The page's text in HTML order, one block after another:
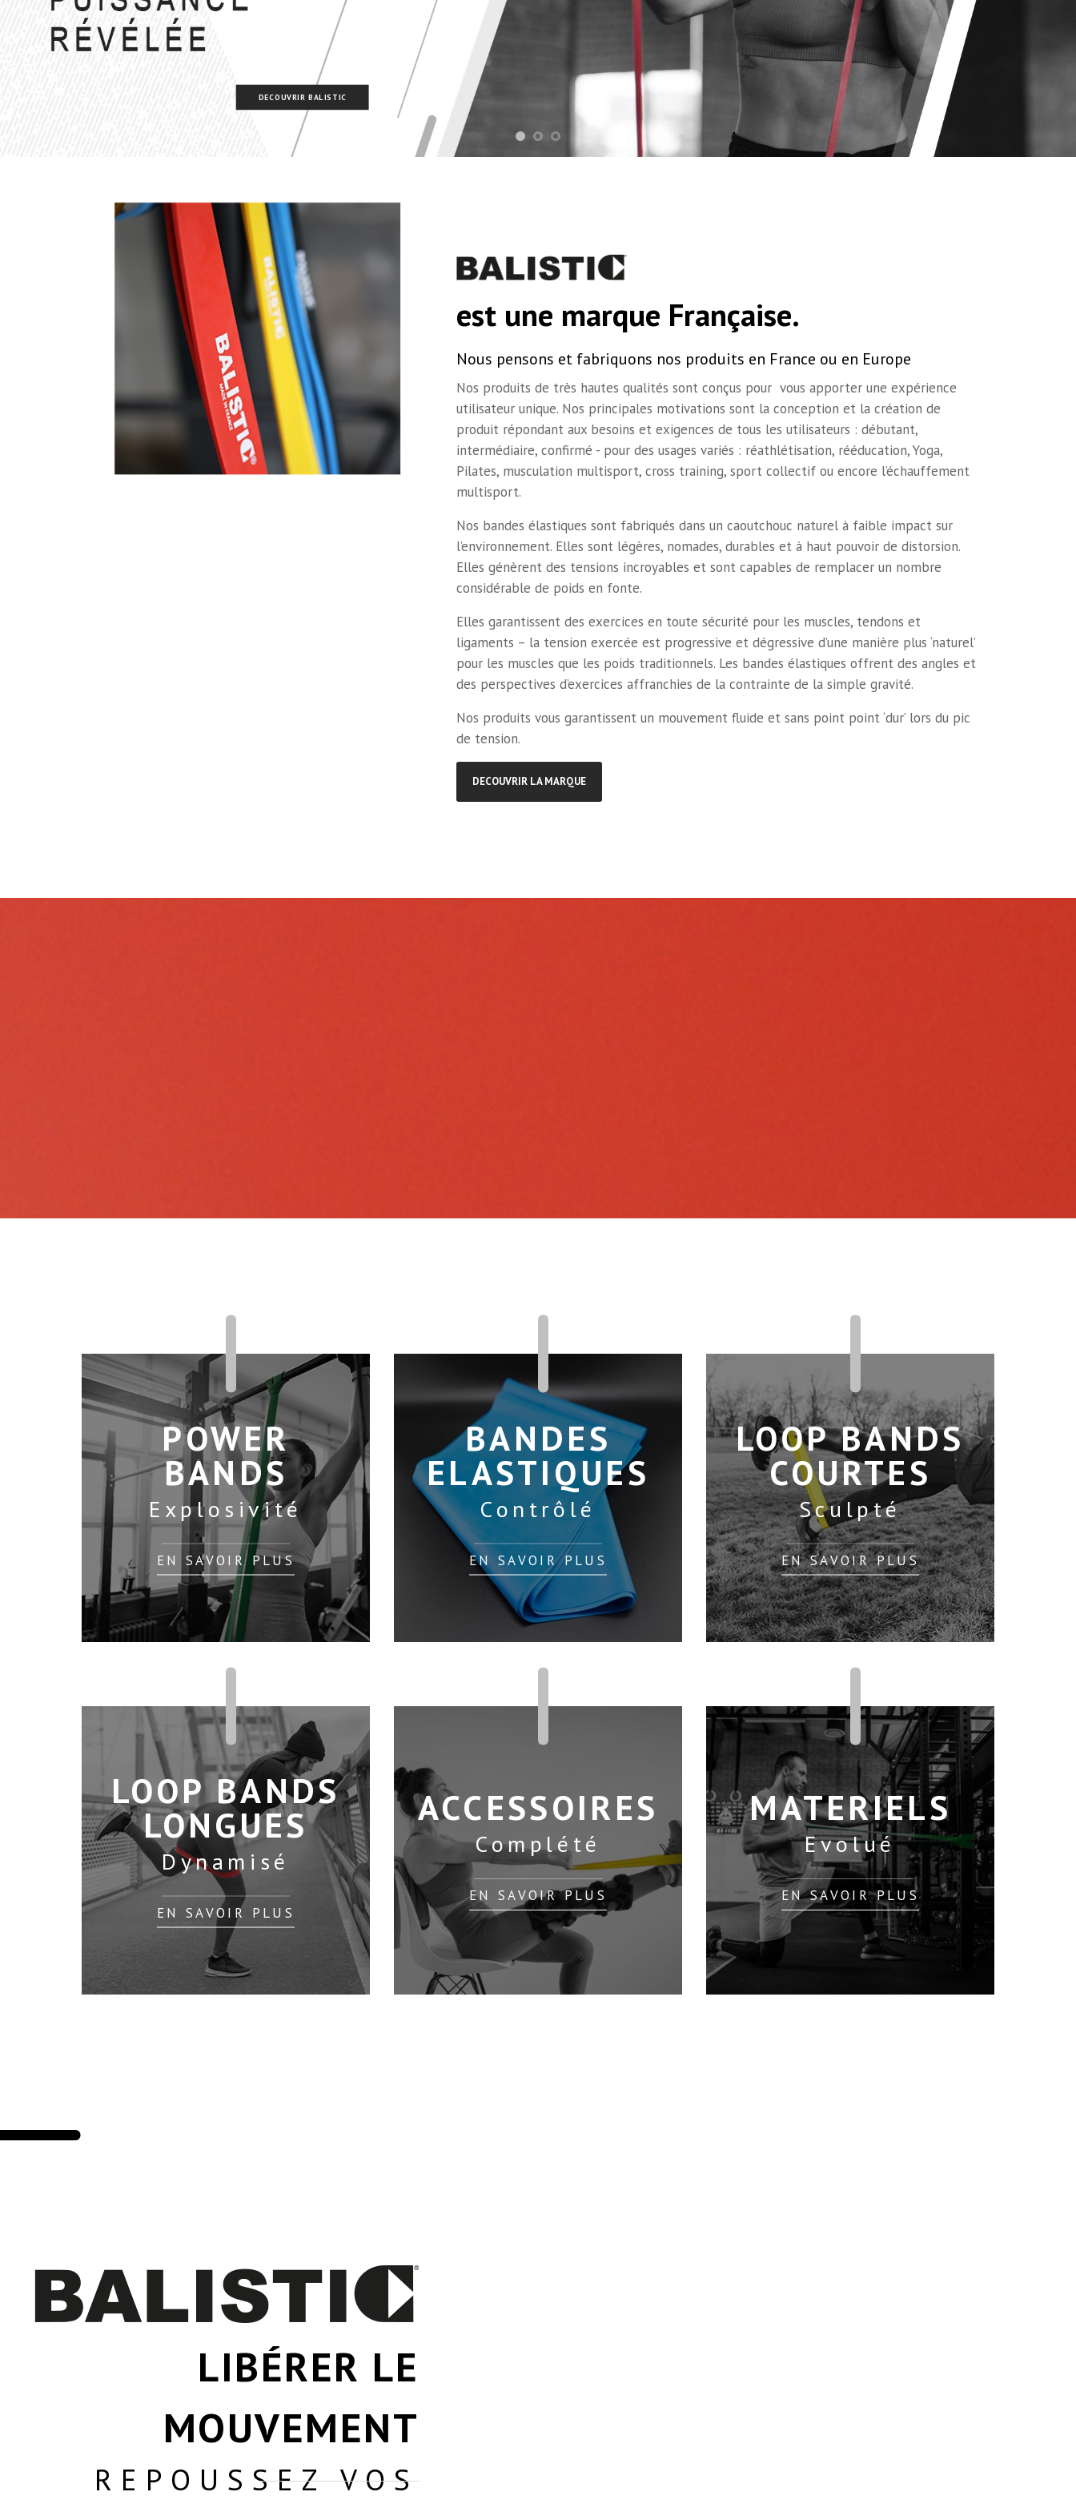
DECOUVRIR BALISTIC
est une marque Française.
Nous pensons et fabriquons nos produits en France ou en Europe
Nos produits de très hautes qualités sont conçus pour vous apporter une expérience
utilisateur unique. Nos principales motivations sont la conception et la création de
produit répondant aux besoins et exigences de tous les utilisateurs : débutant,
intermédiaire, confirmé - pour des usages variés : réathlétisation, rééducation, Yoga,
Pilates, musculation multisport, cross training, sport collectif ou encore l’échauffement
multisport.
Nos bandes élastiques sont fabriqués dans un caoutchouc naturel à faible impact sur
l’environnement. Elles sont légères, nomades, durables et à haut pouvoir de distorsion.
Elles génèrent des tensions incroyables et sont capables de remplacer un nombre
considérable de poids en fonte.
Elles garantissent des exercices en toute sécurité pour les muscles, tendons et
ligaments – la tension exercée est progressive et dégressive d’une manière plus ‘naturel’
pour les muscles que les poids traditionnels. Les bandes élastiques offrent des angles et
des perspectives d’exercices affranchies de la contrainte de la simple gravité.
Nos produits vous garantissent un mouvement fluide et sans point point ‘dur’ lors du pic
de tension.
DECOUVRIR LA MARQUE
POWER
BANDS
Explosivité
EN SAVOIR PLUS
BANDES
ELASTIQUES
Contrôlé
EN SAVOIR PLUS
LOOP BANDS
COURTES
Sculpté
EN SAVOIR PLUS
LOOP BANDS
LONGUES
Dynamisé
EN SAVOIR PLUS
ACCESSOIRES
Complété
EN SAVOIR PLUS
MATERIELS
Evolué
EN SAVOIR PLUS
LIBÉRER LE
MOUVEMENT
REPOUSSEZ VOS